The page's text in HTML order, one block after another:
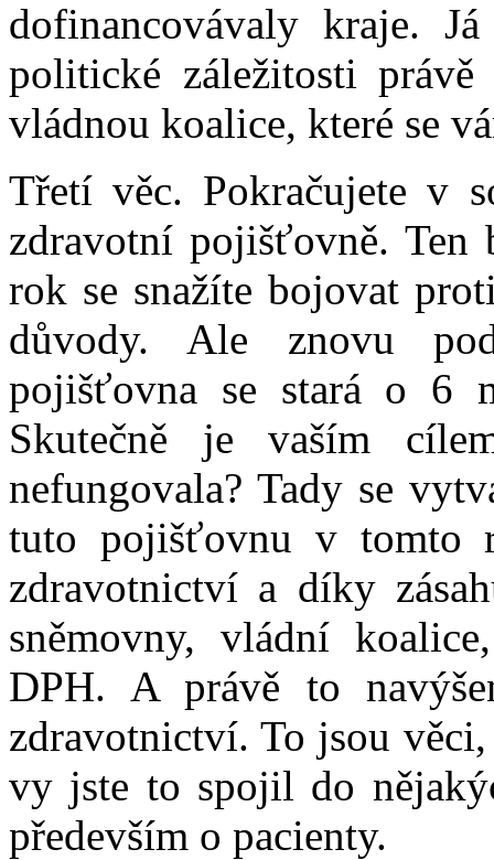
dofinancovávaly kraje.
politické záležitosti
vládnou koalice, které se
Třetí věc. Pokračujete v
zdravotní pojišťovně.
rok se snažíte bojovat
důvody. Ale znovu
pojišťovna se stará o 6
Skutečně je vaším
nefungovala? Tady se
tuto pojišťovnu v tomto
zdravotnictví a díky
sněmovny, vládní
DPH. A právě to
zdravotnictví. To jsou
vy jste to spojil do
především o pacienty.